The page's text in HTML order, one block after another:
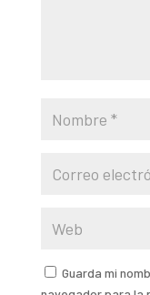
Guarda mi